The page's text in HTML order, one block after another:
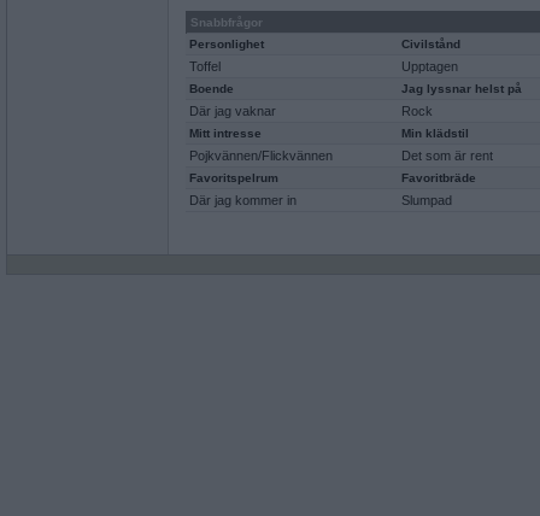
Snabbfrågor
Personlighet
Civilstånd
Toffel Upptagen
Boende Jag lyssnar helst på
Där jag vaknar Rock
Mitt intresse Min klädstil
Pojkvännen/Flickvännen Det som är rent
Favoritspelrum Favoritbräde
Där jag kommer in Slumpad